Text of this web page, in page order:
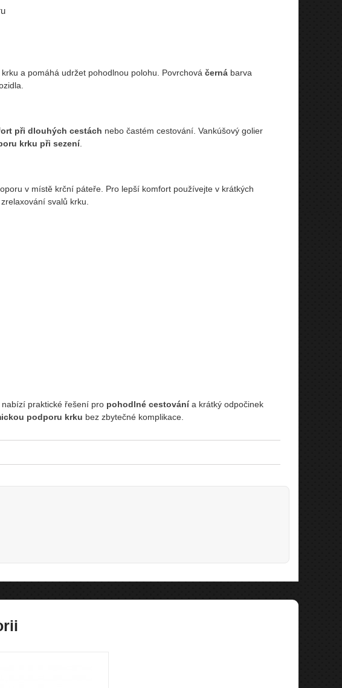
a pomáhá udržet pohodlnou polohu. Povrchová černábarva
při dlouhých cestách nebo častém cestování. Vankúšový golier
krku při sezení.
v místě krční páteře. Pro lepší komfort používejte v krátkých
svalů krku.
praktické řešení pro pohodlné cestovánía krátký odpočinek
podporu krku bez zbytečné komplikace.